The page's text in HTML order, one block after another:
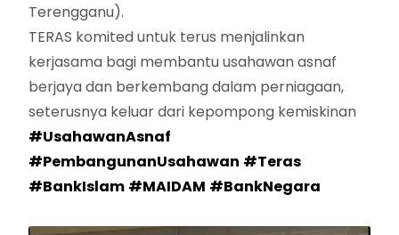
Terengganu).
TERAS komited untuk terus menjalinkan
kerjasama bagi membantu usahawan asnaf
berjaya dan berkembang dalam perniagaan,
seterusnya keluar dari kepompong kemiskinan
#UsahawanAsnaf
#PembangunanUsahawan #Teras
#BankIslam #MAIDAM #BankNegara